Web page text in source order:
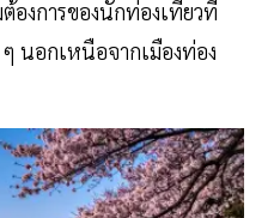
องการของนักท่องเที่ยวที่
นอกเหนือจากเมืองท่อง